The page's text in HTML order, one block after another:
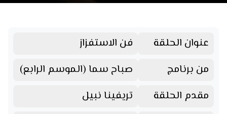
عنوان الحلقة
فن الاستفزاز
من برنامج
صباح سما (الموسم الرابع)
مقدم الحلقة
تريفينا نبيل